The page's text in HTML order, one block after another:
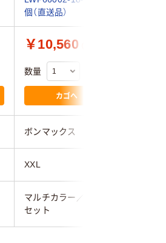
個（直送品）
￥10,560
数量
カゴへ
ボンマックス
XXL
マルチカラー／多色
セット